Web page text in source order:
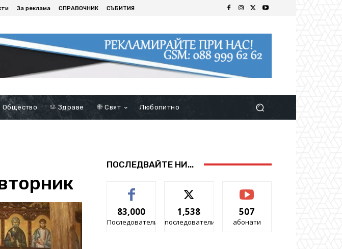
За реклама СПРАВОЧНИК СЪБИТИЯ
Общество Здраве Свят Любопитно
ПОСЛЕДВАЙТЕ НИ...
83,000
Последователи
1,538
последователи
507
абонати